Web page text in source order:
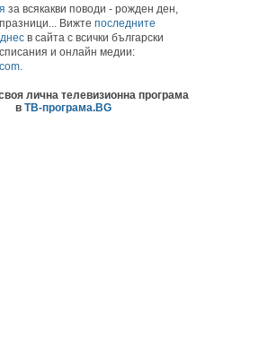
за всякакви поводи - рожден ден,
Вижте последните
в сайта с всички български
и онлайн медии:
.
лична телевизионна програма
в ТВ-програма.BG